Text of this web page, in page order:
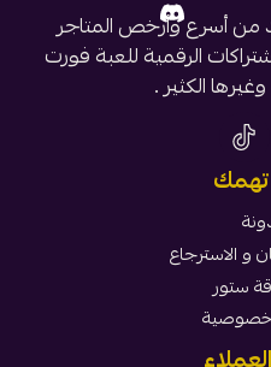
من أسرع وأرخص المتاجر
الرقمية للعبة فورت
الكثير .
تهمك
و الاسترجاع
ستور